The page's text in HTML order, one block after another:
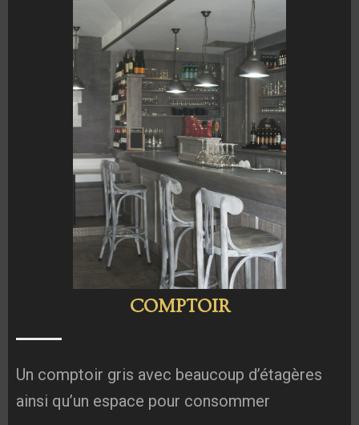
COMPTOIR
Un comptoir gris avec beaucoup d’étagères
ainsi qu’un espace pour consommer